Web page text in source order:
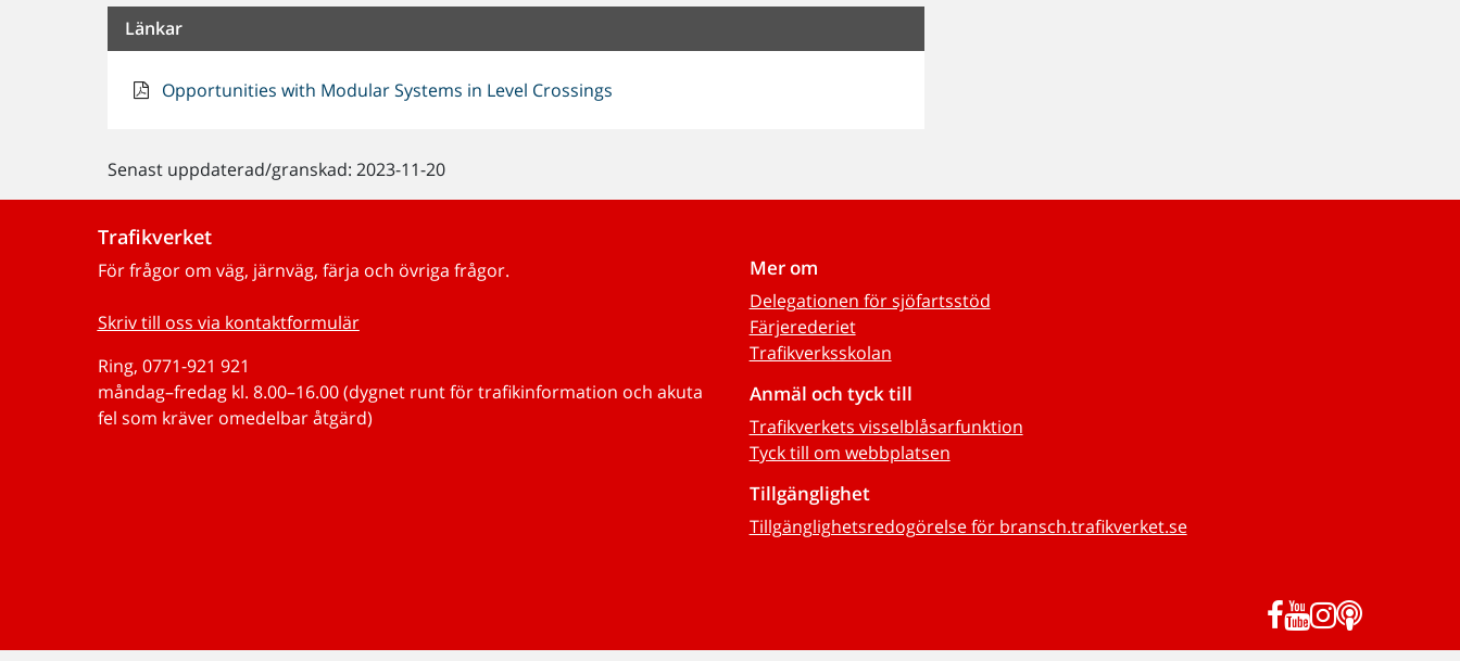
Länkar
Opportunities with Modular Systems in Level Crossings
Senast uppdaterad/granskad: 2023-11-20
Trafikverket
För frågor om väg, järnväg, färja och övriga frågor.
Skriv till oss via kontaktformulär
Ring, 0771-921 921
måndag–fredag kl. 8.00–16.00 (dygnet runt för trafikinformation och akuta
fel som kräver omedelbar åtgärd)
Mer om
Delegationen för sjöfartsstöd
Färjerederiet
Trafikverksskolan
Anmäl och tyck till
Trafikverkets visselblåsarfunktion
Tyck till om webbplatsen
Tillgänglighet
Tillgänglighetsredogörelse för bransch.trafikverket.se
Facebook
YouTube
Instagram
Podd